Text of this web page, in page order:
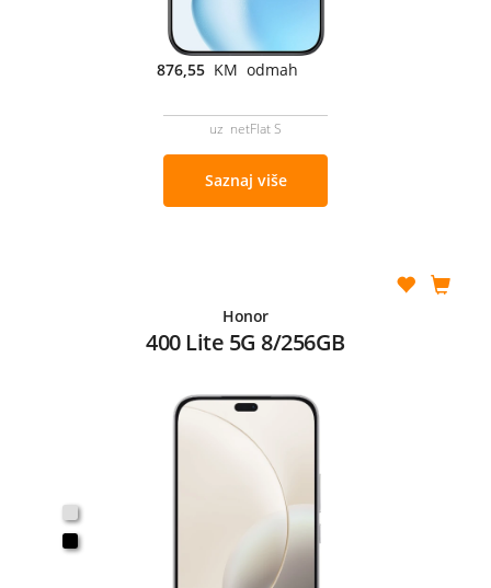
876,55 KM odmah
uz netFlat S
Saznaj više
Honor
400 Lite 5G 8/256GB